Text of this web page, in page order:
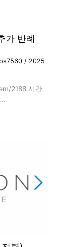
가 반례
/ 2025
2188 시간